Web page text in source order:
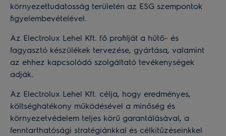
környezettudatosság területén az ESG szempontok
figyelembevételével.
Az Electrolux Lehel Kft. fő profilját a hűtő- és
fagyasztó készülékek tervezése, gyártása, valamint
az ehhez kapcsolódó szolgáltató tevékenységek
adják.
Az Electrolux Lehel Kft. célja, hogy eredményes,
költséghatékony működésével a minőség és
környezetvédelem teljes körű garantálásával, a
fenntarthatósági stratégiánkkal és célkitűzéseinkkel